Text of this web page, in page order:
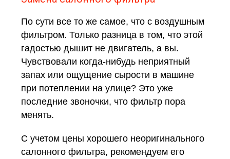
По сути все то же самое, что с воздушным
фильтром. Только разница в том, что этой
гадостью дышит не двигатель, а вы.
Чувствовали когда-нибудь неприятный
запах или ощущение сырости в машине
при потеплении на улице? Это уже
последние звоночки, что фильтр пора
менять.
С учетом цены хорошего неоригинального
салонного фильтра, рекомендуем его